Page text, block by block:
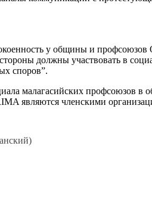
у общины и профсоюзов
должны участвовать в
споров”.
малагасийских профсоюзов в
являются членскими
)